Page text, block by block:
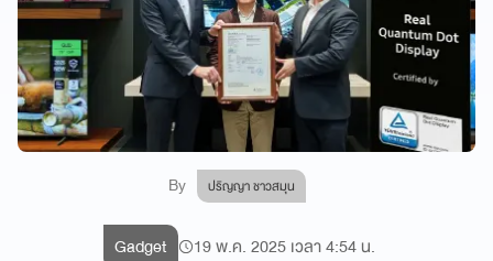
By ปริญญา ชาวสมุน
Gadget 19 พ.ค. 2025 เวลา 4:54 น.